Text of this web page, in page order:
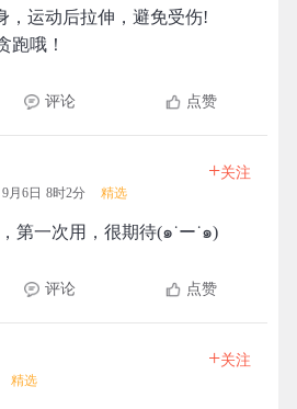
运动后拉伸，避免受伤!
跑哦！
评论 点赞
9月6日 8时2分 精选
+关注
第一次用，很期待(๑˙ー˙๑)
评论 点赞
精选
+关注